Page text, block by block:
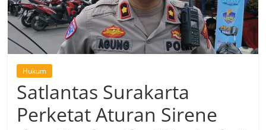
Hukum
Satlantas Surakarta
Perketat Aturan Sirene